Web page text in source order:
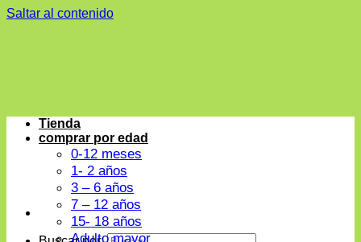
Saltar al contenido
Tienda
comprar por edad
0-12 meses
1- 2 años
3 – 6 años
7 – 12 años
15- 18 años
Adulto mayor